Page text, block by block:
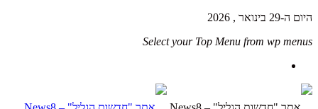
היום ה-29 בינואר , 2026
Select your Top Menu from wp menus